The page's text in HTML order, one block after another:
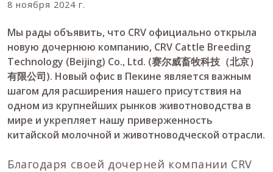
8 ноября 2024 г.
Мы рады объявить, что CRV официально открыла
новую дочернюю компанию, CRV Cattle Breeding
Technology (Beijing) Co., Ltd. (赛尔威畜牧科技（北京）
有限公司). Новый офис в Пекине является важным
шагом для расширения нашего присутствия на
одном из крупнейших рынков животноводства в
мире и укрепляет нашу приверженность
китайской молочной и животноводческой отрасли.
Благодаря своей дочерней компании CRV